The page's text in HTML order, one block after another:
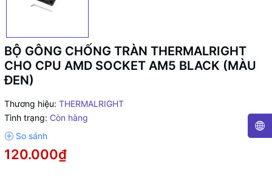
BỘ GÔNG CHỐNG TRÀN THERMALRIGHT
CHO CPU AMD SOCKET AM5 BLACK (MÀU
ĐEN)
Thương hiệu: THERMALRIGHT
Tình trạng: Còn hàng
120.000₫